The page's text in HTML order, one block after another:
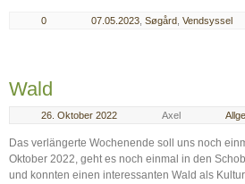
0 07.05.2023 Søgård Vendsyssel
Wald
26. Oktober 2022 Axel
Das verlängerte Wochenende soll uns noch
Oktober 2022, geht es noch einmal in den
und konnten einen interessanten Wald als